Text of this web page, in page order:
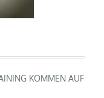
KOMMEN AUF